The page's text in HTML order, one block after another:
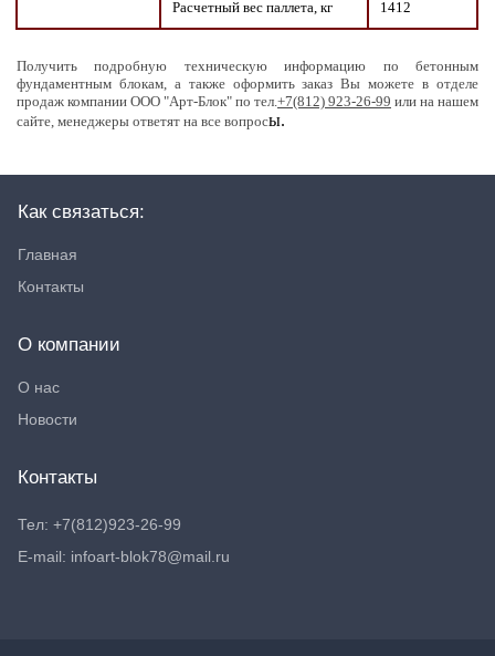
Расчетный вес паллета, кг 1412
Получить подробную техническую информацию по бетонным
фундаментным блокам, а также оформить заказ Вы можете в отделе
продаж компании ООО "Арт-Блок" по тел.+7(812) 923-26-99 или на нашем
сайте, менеджеры ответят на все вопросы.
Как связаться:
Главная
Контакты
О компании
О нас
Новости
Контакты
Тел: +7(812)923-26-99
E-mail: infoart-blok78@mail.ru